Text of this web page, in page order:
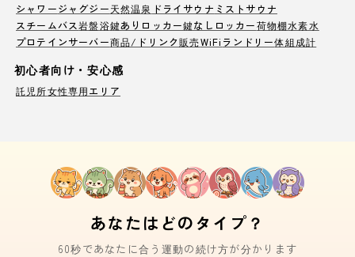
シャワージャグジー天然温泉 ドライサウナ ミストサウナ
スチームバス岩盤浴鍵ありロッカー鍵なしロッカー荷物棚水素水
プロテインサーバー商品/ドリンク販売WiFi ランドリー体組成計
初心者向け・安心感
託児所女性専用エリア
あなたはどのタイプ？
60秒であなたに合う運動の続け方が分かります